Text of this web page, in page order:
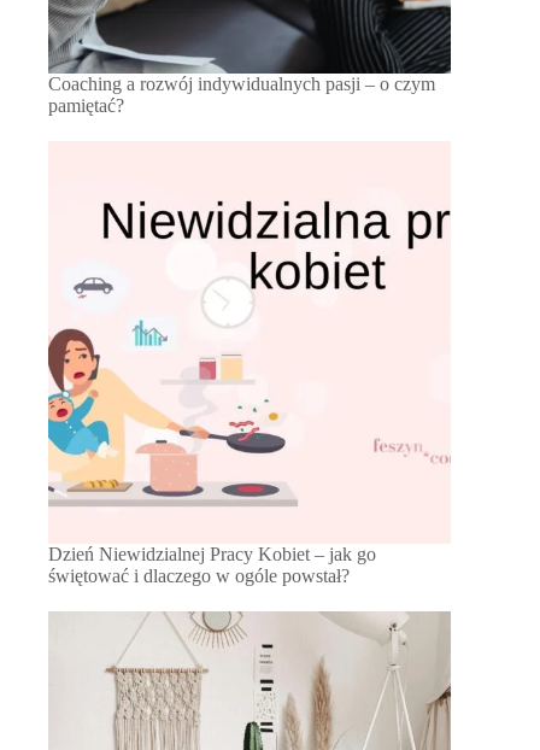
Coaching a rozwój indywidualnych pasji – o czym
pamiętać?
Dzień Niewidzialnej Pracy Kobiet – jak go
świętować i dlaczego w ogóle powstał?